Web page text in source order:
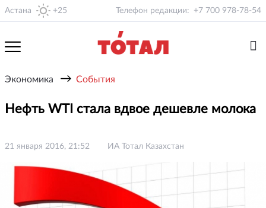
Астана +25 Телефон редакции: +7 700 978-78-54
Экономика → События
Нефть WTI стала вдвое дешевле молока
21 января 2016, 21:52 ИА Тотал Казахстан